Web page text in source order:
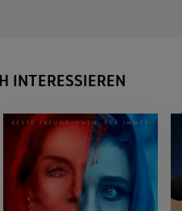
INTERESSIEREN